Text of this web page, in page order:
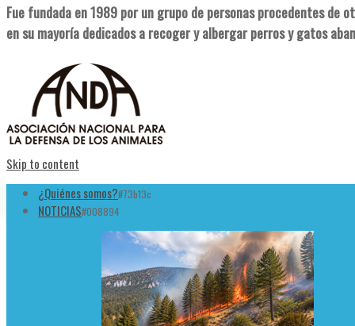
Fue fundada en 1989 por un grupo de personas procedentes de
en su mayoría dedicados a recoger y albergar perros y gatos
Skip to content
¿Quiénes somos?#73b13c
NOTICIAS#008894